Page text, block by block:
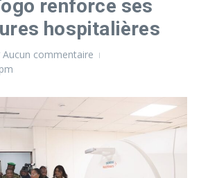
renforce ses
hospitalières
Aucun commentaire